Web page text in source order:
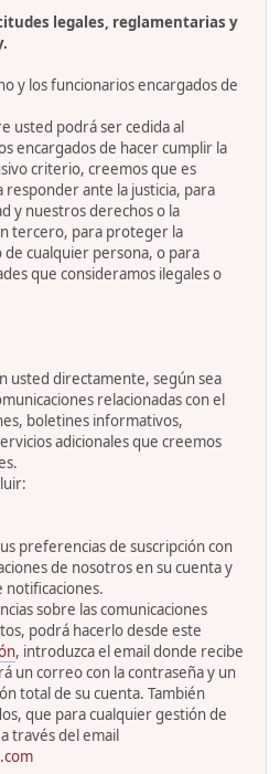
legales, reglamentarias y
y los funcionarios encargados de
usted podrá ser cedida al
encargados de hacer cumplir la
criterio, creemos que es
responder ante la justicia, para
y nuestros derechos o la
tercero, para proteger la
cualquier persona, o para
que consideramos ilegales o
usted directamente, según sea
relacionadas con el
boletines informativos,
adicionales que creemos
preferencias de suscripción con
de nosotros en su cuenta y
notificaciones.
sobre las comunicaciones
podrá hacerlo desde este
, introduzca el email donde recibe
un correo con la contraseña y un
total de su cuenta. También
que para cualquier gestión de
través del email